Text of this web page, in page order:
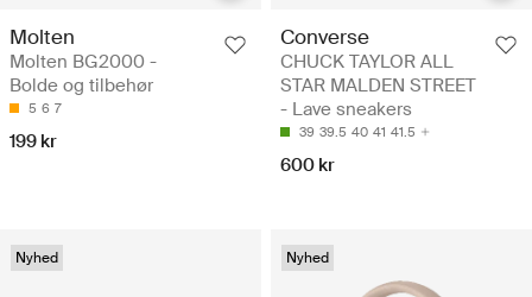
Molten
Molten BG2000 -
Bolde og tilbehør
5 6 7
199 kr
Converse
CHUCK TAYLOR ALL
STAR MALDEN STREET
- Lave sneakers
39 39.5 40 41 41.5
600 kr
Nyhed Nyhed